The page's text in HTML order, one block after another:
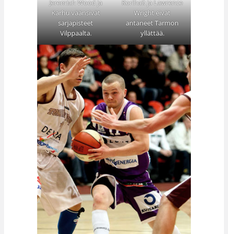
Jeremiah Wood ja
Karhu väänsivät
sarjapisteet
Vilppaalta.
Korihait ja Lawrence
Wright eivät
antaneet Tarmon
yllättää.